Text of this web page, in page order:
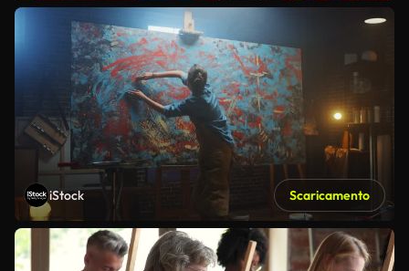
iStock Scaricamento